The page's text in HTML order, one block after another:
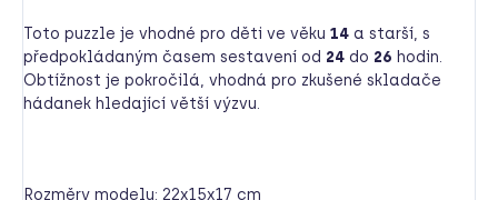
Toto puzzle je vhodné pro děti ve věku 14 a starší, s
předpokládaným časem sestavení od 24 do 26 hodin.
Obtížnost je pokročilá, vhodná pro zkušené skladače
hádanek hledající větší výzvu.
Rozměry modelu: 22x15x17 cm